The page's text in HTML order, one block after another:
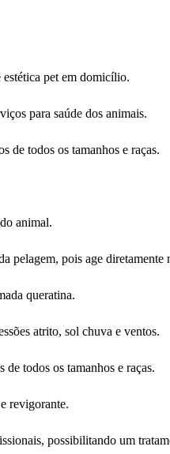
pet em domicílio.
para saúde dos animais.
de todos os tamanhos e raças.
animal.
pelagem, pois age
queratina.
atrito, sol chuva e ventos.
todos os tamanhos e raças.
revigorante.
possibilitando um